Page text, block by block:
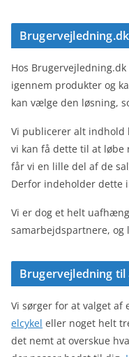
Brugervejledning.dk
Hos
igennem produkter og
kan vælge den løsning,
Vi publicerer alt
vi kan få dette til at
får vi en lille del af de
Derfor indeholder dette
Vi er dog et helt
samarbejdspartnere,
Brugervejledning til
Vi sørger for at valget af
elcykel eller noget helt
det nemt at overskue